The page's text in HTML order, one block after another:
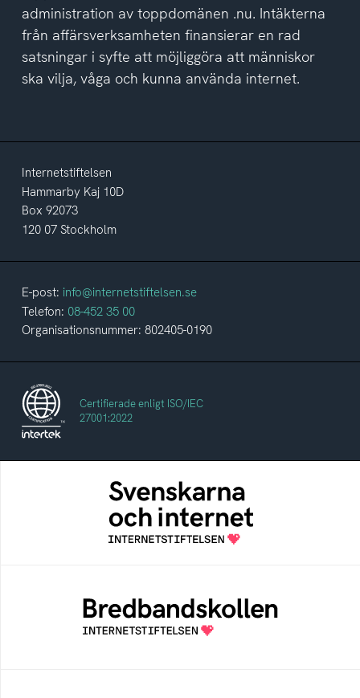
administration av toppdomänen .nu. Intäkterna
från affärsverksamheten finansierar en rad
satsningar i syfte att möjliggöra att människor
ska vilja, våga och kunna använda internet.
Internetstiftelsen
Hammarby Kaj 10D
Box 92073
120 07 Stockholm
E-post: info@internetstiftelsen.se
Telefon: 08-452 35 00
Organisationsnummer: 802405-0190
Certifierade enligt ISO/IEC
27001:2022
Svenskarna och internet
En årlig studie av svenska folkets
internetvanor
Bredbandskollen är ett oberoende
konsumentverktyg som drivs av
Internetstiftelsen